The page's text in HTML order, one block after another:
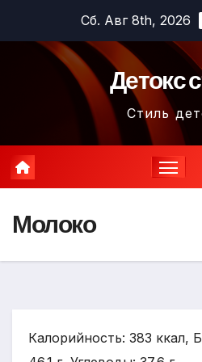
содержимому
Сб. Авг 8th, 2026
Детокс
Стиль
Молоко
Калорийность: 383 ккал,